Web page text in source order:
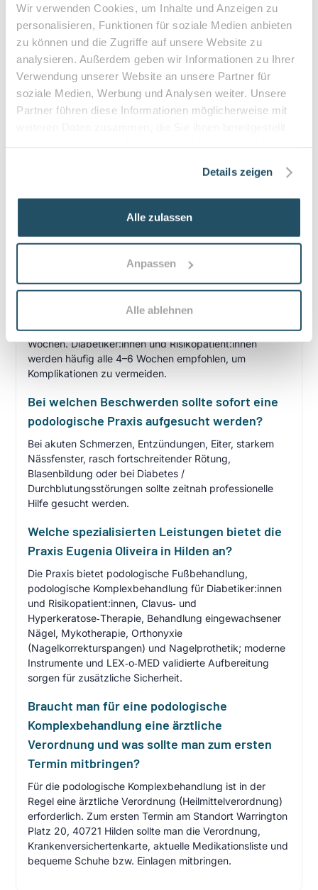
Wir verwenden Cookies, um Inhalte und Anzeigen zu
personalisieren, Funktionen für soziale Medien anbieten
zu können und die Zugriffe auf unsere Website zu
analysieren. Außerdem geben wir Informationen zu Ihrer
Verwendung unserer Website an unsere Partner für
soziale Medien, Werbung und Analysen weiter. Unsere
Partner führen diese Informationen möglicherweise mit
Details zeigen
Alle zulassen
Anpassen
Alle ablehnen
• Privatleistungen nach individueller Vereinbarung
•Hausbesuche bei medizinischer Notwendigkeit
Häufige Fragen zum Praxisbesuch
medizinische Probleme wie Hühneraugen,
eingewachsene Nägel, Hyperkeratosen oder Nagelpilz
Fußpflege konzentriert sich auf Pflege und Optik ohne
therapeutischen Anspruch.
Wie häufig sollten Patient:innen zur
medizinischen Fußpflege kommen?
Das hängt vom Befund ab: in der Regel alle 4–12
Wochen. Diabetiker:innen und Risikopatient:innen
werden häufig alle 4–6 Wochen empfohlen, um
Komplikationen zu vermeiden.
Bei welchen Beschwerden sollte sofort eine
podologische Praxis aufgesucht werden?
Bei akuten Schmerzen, Entzündungen, Eiter, starkem
Nässfenster, rasch fortschreitender Rötung,
Blasenbildung oder bei Diabetes /
Durchblutungsstörungen sollte zeitnah professionelle
Hilfe gesucht werden.
Welche spezialisierten Leistungen bietet die
Praxis Eugenia Oliveira in Hilden an?
Die Praxis bietet podologische Fußbehandlung,
podologische Komplexbehandlung für Diabetiker:innen
und Risikopatient:innen, Clavus‑ und
Hyperkeratose‑Therapie, Behandlung eingewachsener
Nägel, Mykotherapie, Orthonyxie
(Nagelkorrekturspangen) und Nagelprothetik; moderne
Instrumente und LEX‑o‑MED validierte Aufbereitung
sorgen für zusätzliche Sicherheit.
Braucht man für eine podologische
Komplexbehandlung eine ärztliche
Verordnung und was sollte man zum ersten
Termin mitbringen?
Für die podologische Komplexbehandlung ist in der
Regel eine ärztliche Verordnung (Heilmittelverordnung)
erforderlich. Zum ersten Termin am Standort Warrington
Platz 20, 40721 Hilden sollte man die Verordnung,
Krankenversichertenkarte, aktuelle Medikationsliste und
bequeme Schuhe bzw. Einlagen mitbringen.